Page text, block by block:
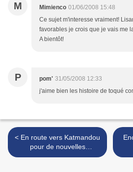
M Mimienco 01/06/2008 15:48
Ce sujet m'interesse vraiment!
favorables je crois que je vais me
A bientôt!
P pom' 31/05/2008 12:33
j'aime bien les histoire de toqué
< En route vers Katmandou
pour de nouvelles
aventures avec Betty !